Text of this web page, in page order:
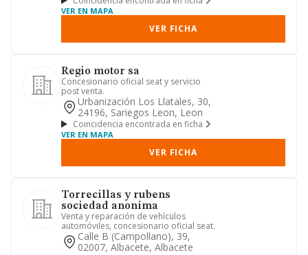
VER EN MAPA
VER FICHA
Regio motor sa
Concesionario oficial seat y servicio
post venta.
Urbanización Los Llatales, 30,
24196, Sariegos Leon, Leon
Coincidencia encontrada en ficha
VER EN MAPA
VER FICHA
Torrecillas y rubens
sociedad anonima
Venta y reparación de vehículos
automóviles, concesionario oficial seat.
Calle B (campollano), 39,
02007, Albacete, Albacete